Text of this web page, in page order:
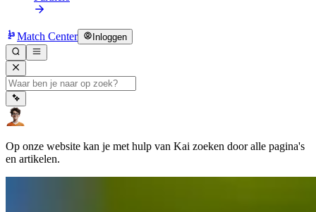
Match Center Inloggen
Op onze website kan je met hulp van Kai zoeken door alle pagina's
en artikelen.